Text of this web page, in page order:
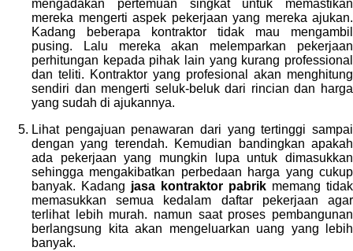
mengadakan pertemuan singkat untuk memastikan
mereka mengerti aspek pekerjaan yang mereka ajukan.
Kadang beberapa kontraktor tidak mau mengambil
pusing. Lalu mereka akan melemparkan pekerjaan
perhitungan kepada pihak lain yang kurang professional
dan teliti. Kontraktor yang profesional akan menghitung
sendiri dan mengerti seluk-beluk dari rincian dan harga
yang sudah di ajukannya.
Lihat pengajuan penawaran dari yang tertinggi sampai
dengan yang terendah. Kemudian bandingkan apakah
ada pekerjaan yang mungkin lupa untuk dimasukkan
sehingga mengakibatkan perbedaan harga yang cukup
banyak. Kadang jasa kontraktor pabrik memang tidak
memasukkan semua kedalam daftar pekerjaan agar
terlihat lebih murah. namun saat proses pembangunan
berlangsung kita akan mengeluarkan uang yang lebih
banyak.